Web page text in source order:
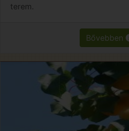
terem.
Bővebben